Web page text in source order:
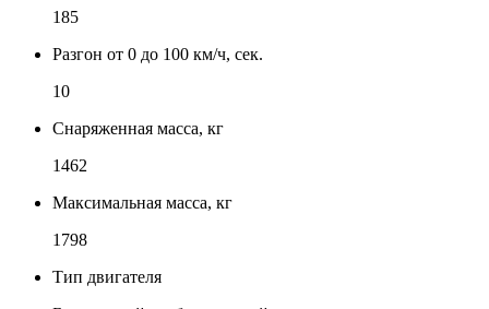
185
Разгон от 0 до 100 км/ч, сек.
10
Снаряженная масса, кг
1462
Максимальная масса, кг
1798
Тип двигателя